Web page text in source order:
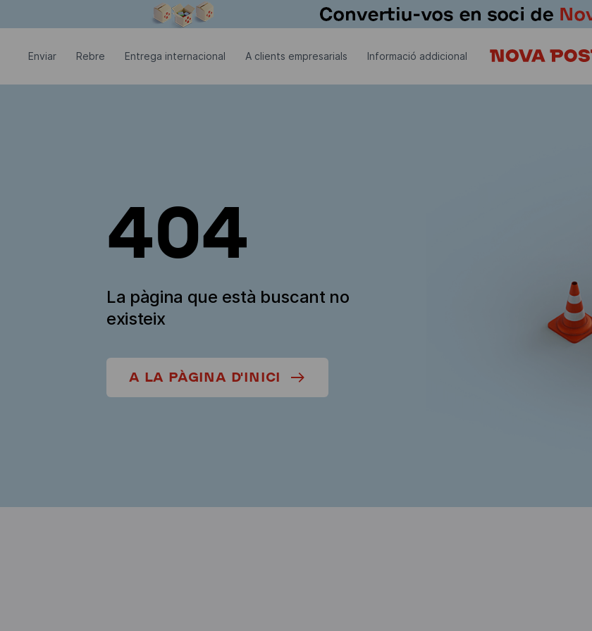
Enviar Rebre Entrega internacional A clients empresarials Informació addicional
404
La pàgina que està buscant no
existeix
A LA PÀGINA D'INICI
La finestra modal està oberta